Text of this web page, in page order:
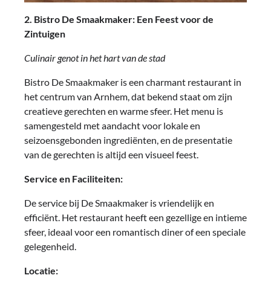
2. Bistro De Smaakmaker: Een Feest voor de
Zintuigen
Culinair genot in het hart van de stad
Bistro De Smaakmaker is een charmant restaurant in
het centrum van Arnhem, dat bekend staat om zijn
creatieve gerechten en warme sfeer. Het menu is
samengesteld met aandacht voor lokale en
seizoensgebonden ingrediënten, en de presentatie
van de gerechten is altijd een visueel feest.
Service en Faciliteiten:
De service bij De Smaakmaker is vriendelijk en
efficiënt. Het restaurant heeft een gezellige en intieme
sfeer, ideaal voor een romantisch diner of een speciale
gelegenheid.
Locatie: